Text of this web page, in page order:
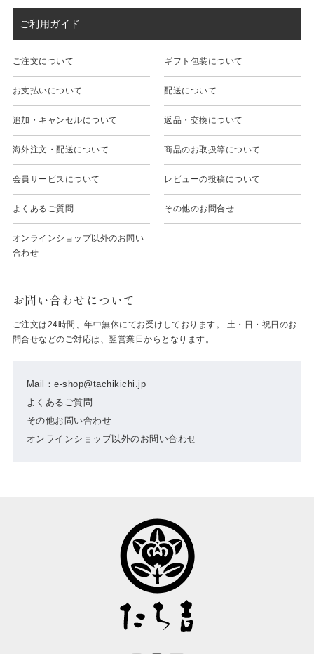
ご利用ガイド
ご注文について ギフト包装について
お支払いについて 配送について
追加・キャンセルについて 返品・交換について
海外注文・配送について 商品のお取扱等について
会員サービスについて レビューの投稿について
よくあるご質問 その他のお問合せ
オンラインショップ以外のお問い
合わせ
お問い合わせについて
Mail：e-shop@tachikichi.jp
よくあるご質問
その他お問い合わせ
オンラインショップ以外のお問い合わせ
ご注文は24時間、年中無休にてお受けしております。 土・日・祝日のお
問合せなどのご対応は、翌営業日からとなります。